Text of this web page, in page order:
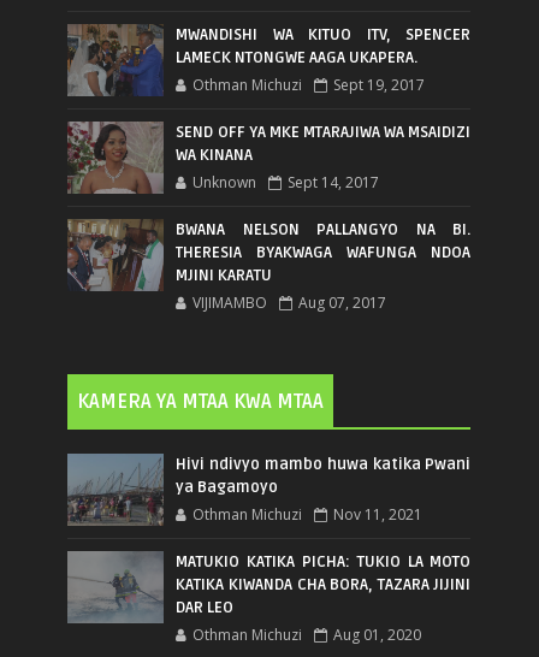
MWANDISHI WA KITUO ITV, SPENCER
LAMECK NTONGWE AAGA UKAPERA.
Othman Michuzi Sept 19, 2017
SEND OFF YA MKE MTARAJIWA WA MSAIDIZI
WA KINANA
Unknown Sept 14, 2017
BWANA NELSON PALLANGYO NA BI.
THERESIA BYAKWAGA WAFUNGA NDOA
MJINI KARATU
VIJIMAMBO Aug 07, 2017
KAMERA YA MTAA KWA MTAA
Hivi ndivyo mambo huwa katika Pwani
ya Bagamoyo
Othman Michuzi Nov 11, 2021
MATUKIO KATIKA PICHA: TUKIO LA MOTO
KATIKA KIWANDA CHA BORA, TAZARA JIJINI
DAR LEO
Othman Michuzi Aug 01, 2020